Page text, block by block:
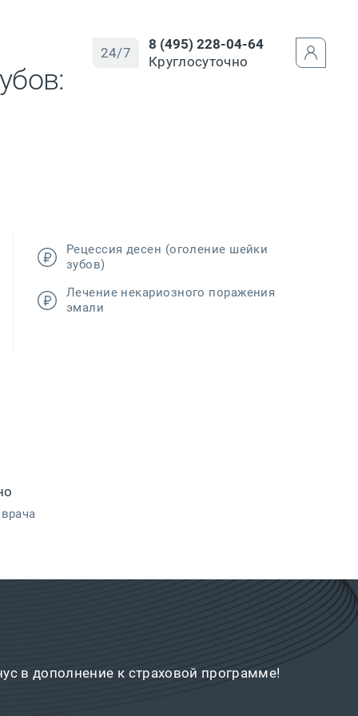
24/7
8 (495) 228-04-64
Круглосуточно
Рецессия десен (оголение шейки
зубов)
Лечение некариозного поражения
эмали
в дополнение к страховой программе!